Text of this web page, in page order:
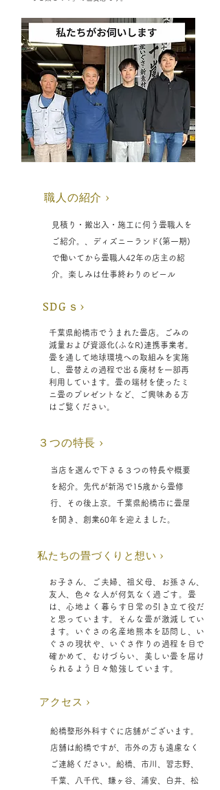
職人の紹介 ›
見積り・搬出入・施工 に伺う畳職人を
ご紹介。、ディズニーランド(第一期)
で働いてから畳職人42年の店主の紹
介。楽しみは仕事終わりのビール
​SDGｓ ›
千葉県船橋市でうまれた畳店。ごみの
減量および資源化(ふなR)連携事業者。
畳を通して地球環境への取組みを実施
し、畳替えの過程で出る廃材を一部再
利用しています。畳の端材を使ったミ
ニ畳のプレゼントなど、ご興味ある方
はご覧ください。
３つの特長 ›
当店を選んで下さる３つの特長や概要
を紹介。先代が新潟で15歳から畳修
行、その後上京。千葉県船橋市に畳屋
を開き、創業60年を迎えました。
私たちの畳づくりと想い ›
お子さん、ご夫婦、祖父母、お孫さん、
友人、色々な人が何気なく過ごす。畳
は、心地よく暮らす日常の引き立て役だ
と思っています。そんな畳が激減してい
ます。いぐさの名産地熊本を訪問し、い
ぐさの現状や、いぐさ作りの過程を目で
確かめて、むけづらい、美しい畳を届け
られるよう日々勉強しています。
アクセス ›
船橋整形外科すぐに店舗がございます。
店舗は船橋ですが、市外の方も遠慮なく
ご連絡ください。船橋、市川、習志野、
千葉、八千代、鎌ヶ谷、浦安、白井、松